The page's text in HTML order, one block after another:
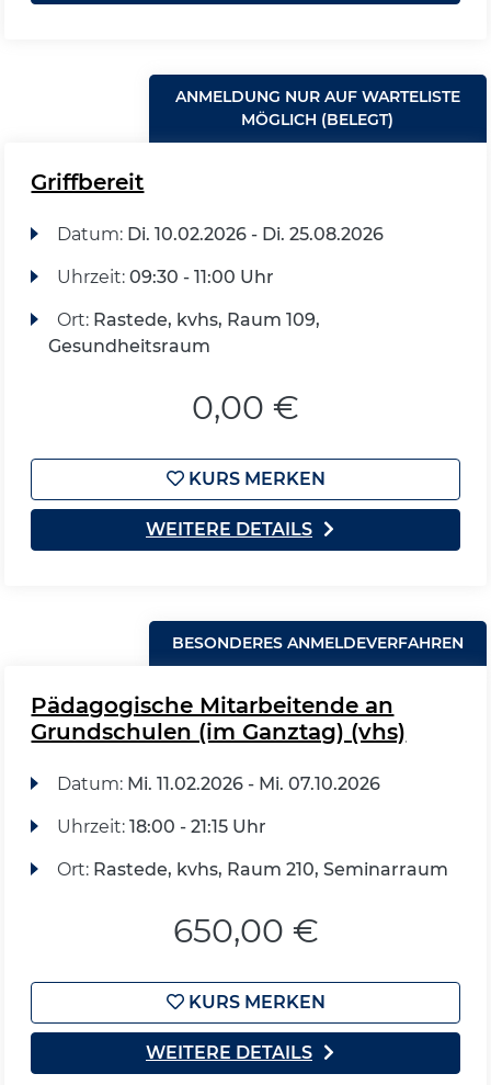
ANMELDUNG NUR AUF WARTELISTE
MÖGLICH (BELEGT)
Griffbereit
Datum: Di. 10.02.2026 - Di. 25.08.2026
Uhrzeit: 09:30 - 11:00 Uhr
Ort: Rastede, kvhs, Raum 109,
Gesundheitsraum
0,00 €
KURS MERKEN
WEITERE DETAILS
BESONDERES ANMELDEVERFAHREN
Pädagogische Mitarbeitende an
Grundschulen (im Ganztag) (vhs)
Datum: Mi. 11.02.2026 - Mi. 07.10.2026
Uhrzeit: 18:00 - 21:15 Uhr
Ort: Rastede, kvhs, Raum 210, Seminarraum
650,00 €
KURS MERKEN
WEITERE DETAILS